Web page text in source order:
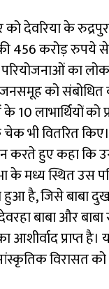
को देवरिया के
की 456 करोड़
का
को संबोधित
10 लाभार्थियों को
भी वितरित
करते हुए कहा कि
के मध्य स्थित उस
हुआ है, जिसे बाबा
बाबा और
आशीर्वाद प्राप्त है।
विरासत